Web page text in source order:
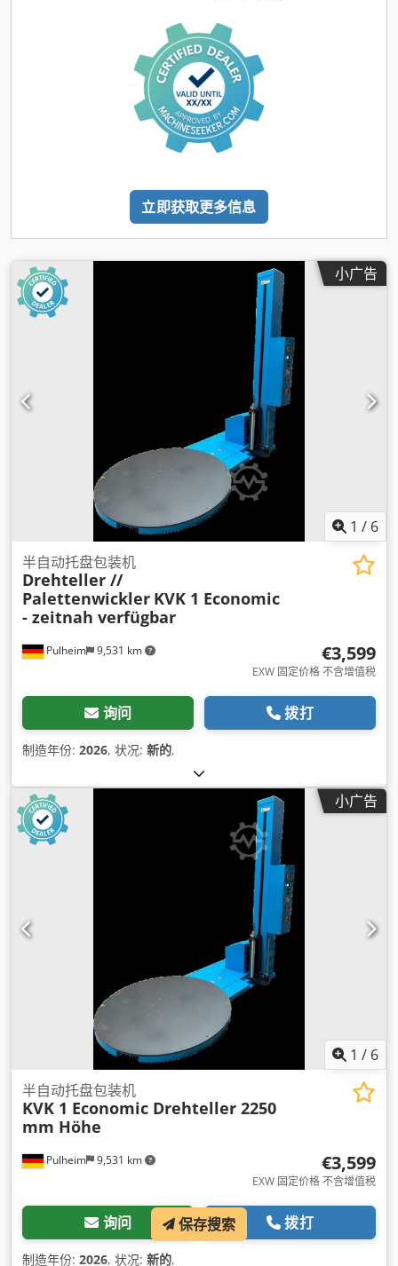
立即获取更多信息
小广告
1 / 6
Pulheim 9,531 km
半自动托盘包装机
Drehteller //
Palettenwickler KVK 1 Economic
- zeitnah verfügbar
€3,599
EXW 固定价格 不含增值税
询问 拨打
制造年份: 2026, 状况: 新的,
小广告
1 / 6
Pulheim 9,531 km
半自动托盘包装机
KVK 1 Economic Drehteller 2250
mm Höhe
€3,599
EXW 固定价格 不含增值税
询问 拨打
制造年份: 2026, 状况: 新的,
保存搜索